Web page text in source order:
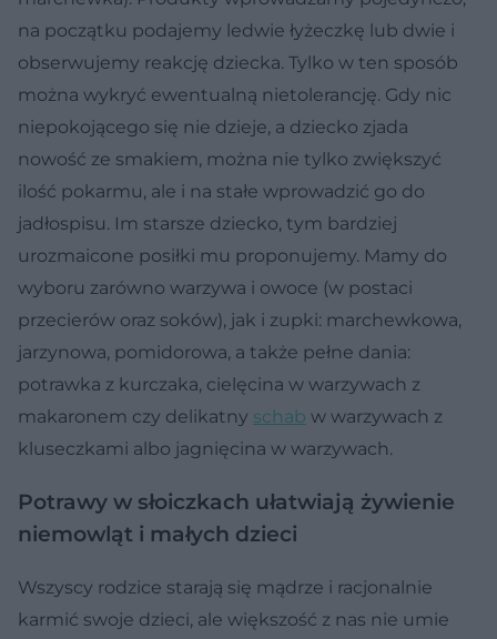
na początku podajemy ledwie łyżeczkę lub dwie i
obserwujemy reakcję dziecka. Tylko w ten sposób
można wykryć ewentualną nietolerancję. Gdy nic
niepokojącego się nie dzieje, a dziecko zjada
nowość ze smakiem, można nie tylko zwiększyć
ilość pokarmu, ale i na stałe wprowadzić go do
jadłospisu. Im starsze dziecko, tym bardziej
urozmaicone posiłki mu proponujemy. Mamy do
wyboru zarówno warzywa i owoce (w postaci
przecierów oraz soków), jak i zupki: marchewkowa,
jarzynowa, pomidorowa, a także pełne dania:
potrawka z kurczaka, cielęcina w warzywach z
makaronem czy delikatny schab w warzywach z
kluseczkami albo jagnięcina w warzywach.
Potrawy w słoiczkach ułatwiają żywienie
niemowląt i małych dzieci
Wszyscy rodzice starają się mądrze i racjonalnie
karmić swoje dzieci, ale większość z nas nie umie